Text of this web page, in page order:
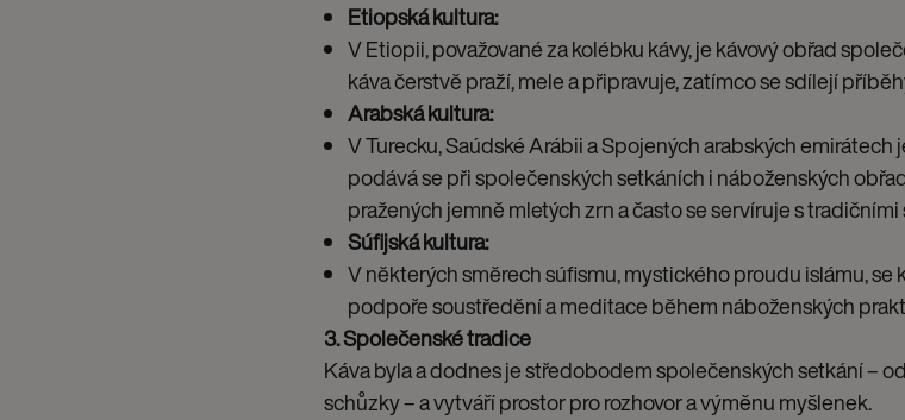
Etiopská kultura:
V Etiopii, považované za kolébku kávy, je kávový obřad
káva čerstvě praží, mele a připravuje, zatímco se sdílejí
Arabská kultura:
V Turecku, Saúdské Arábii a Spojených arabských
podává se při společenských setkáních i náboženských
pražených jemně mletých zrn a často se servíruje s
Súfijská kultura:
V některých směrech súfismu, mystického proudu islámu,
podpoře soustředění a meditace během náboženských
3. Společenské tradice
Káva byla a dodnes je středobodem společenských setkání –
schůzky – a vytváří prostor pro rozhovor a výměnu myšlenek.